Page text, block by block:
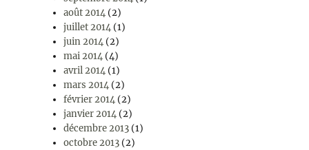
août 2014 (2)
juillet 2014 (1)
juin 2014 (2)
mai 2014 (4)
avril 2014 (1)
mars 2014 (2)
février 2014 (2)
janvier 2014 (2)
décembre 2013 (1)
octobre 2013 (2)